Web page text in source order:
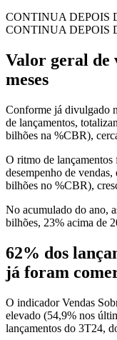
CONTINUA DEPOIS
CONTINUA DEPOIS
Valor geral de
meses
Conforme já divulgado
de lançamentos,
bilhões na %CBR),
O ritmo de
desempenho de
bilhões no %CBR),
No acumulado do ano,
bilhões, 23% acima de
62% dos
já foram
O indicador Vendas
elevado (54,9% nos
lançamentos do 3T24,